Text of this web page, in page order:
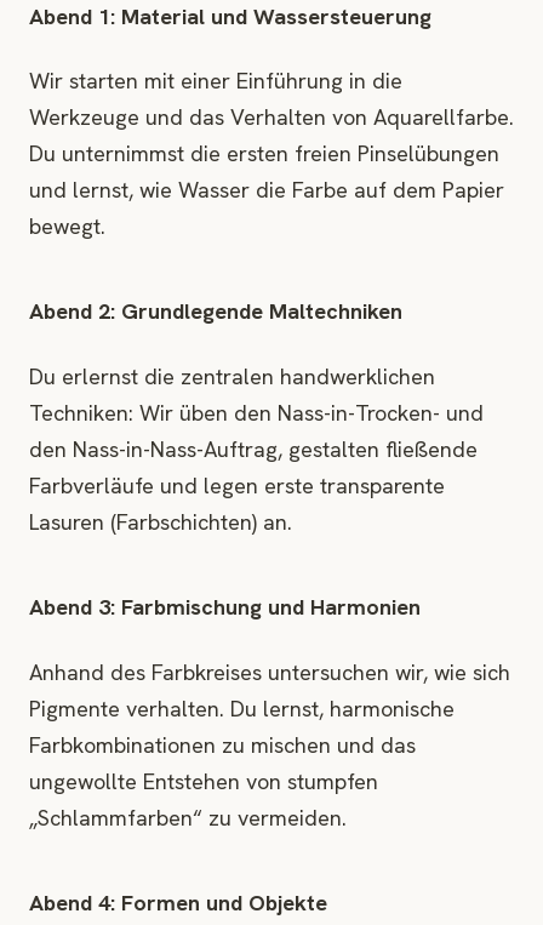
Abend 1: Material und Wassersteuerung
Wir starten mit einer Einführung in die
Werkzeuge und das Verhalten von Aquarellfarbe.
Du unternimmst die ersten freien Pinselübungen
und lernst, wie Wasser die Farbe auf dem Papier
bewegt.
Abend 2: Grundlegende Maltechniken
Du erlernst die zentralen handwerklichen
Techniken: Wir üben den Nass-in-Trocken- und
den Nass-in-Nass-Auftrag, gestalten fließende
Farbverläufe und legen erste transparente
Lasuren (Farbschichten) an.
Abend 3: Farbmischung und Harmonien
Anhand des Farbkreises untersuchen wir, wie sich
Pigmente verhalten. Du lernst, harmonische
Farbkombinationen zu mischen und das
ungewollte Entstehen von stumpfen
„Schlammfarben“ zu vermeiden.
Abend 4: Formen und Objekte